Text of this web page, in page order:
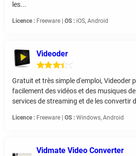
les...
Licence : Freeware | OS : iOS, Android
Videoder
Gratuit et très simple d'emploi, Videoder
facilement des vidéos et des musiques
services de streaming et de les convertir
Licence : Freeware | OS : Windows, Android
Vidmate Video Converter